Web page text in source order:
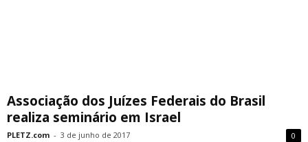
Associação dos Juízes Federais do Brasil
realiza seminário em Israel
PLETZ.com - 3 de junho de 2017 0